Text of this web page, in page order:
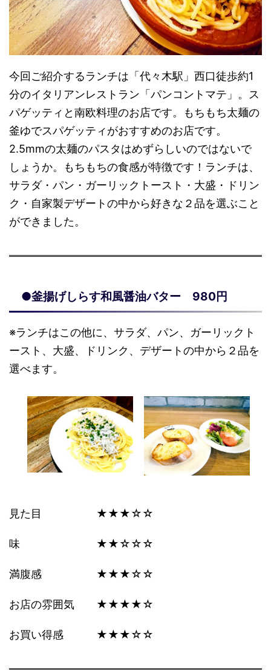
今回ご紹介するランチは「代々木駅」西口徒歩約1
分のイタリアンレストラン「パンコントマテ」。ス
パゲッティと南欧料理のお店です。もちもち太麺の
釜ゆでスパゲッティがおすすめのお店です。
2.5mmの太麺のパスタはめずらしいのではないで
しょうか。もちもちの食感が特徴です！ランチは、
サラダ・パン・ガーリックトースト・大盛・ドリン
ク・自家製デザートの中から好きな２品を選ぶこと
ができました。
●釜揚げしらす和風醤油バター 980円
※ランチはこの他に、サラダ、パン、ガーリックト
ースト、大盛、ドリンク、デザートの中から２品を
選べます。
見た目 ★★★☆☆
味 ★★☆☆☆
満腹感 ★★★☆☆
お店の雰囲気 ★★★★☆
お買い得感 ★★★☆☆